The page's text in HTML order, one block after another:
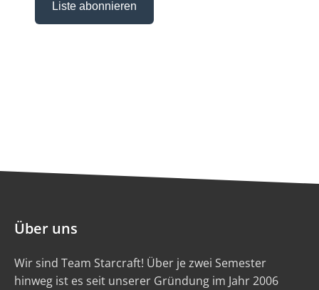
Über uns
Wir sind Team Starcraft! Über je zwei Semester
hinweg ist es seit unserer Gründung im Jahr 2006